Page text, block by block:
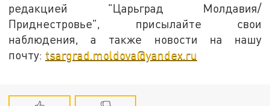
редакцией "Царьград Молдавия/
Приднестровье", присылайте свои
наблюдения, а также новости на нашу
почту: tsargrad.moldova@yandex.ru